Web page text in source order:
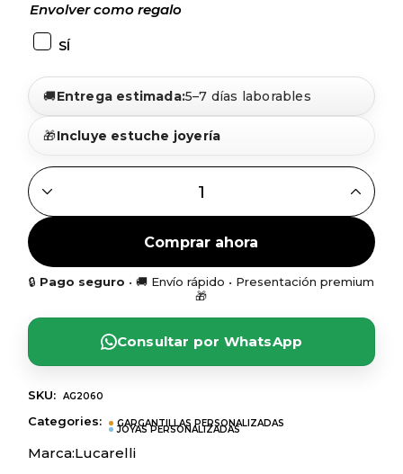
Envolver como regalo
SÍ
🚚Entrega estimada:5–7 días laborables
🎁Incluye estuche joyería
GARGANTILLA MAMÁ CON FLORES Y CORAZÓN
Comprar ahora
🔒 Pago seguro • 🚚 Envío rápido • Presentación premium
🎁
Consultar por WhatsApp
SKU: AG2060
Categories: GARGANTILLAS PERSONALIZADAS
JOYAS PERSONALIZADAS
Marca:Lucarelli